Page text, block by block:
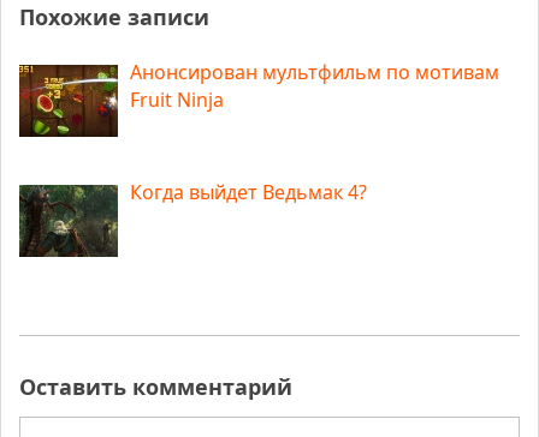
Похожие записи
Анонсирован мультфильм по мотивам
Fruit Ninja
Когда выйдет Ведьмак 4?
Оставить комментарий